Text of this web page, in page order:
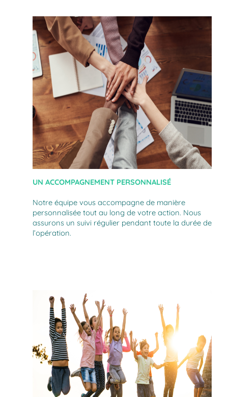
UN ACCOMPAGNEMENT PERSONNALISÉ
Notre équipe vous accompagne de manière
personnalisée tout au long de votre action. Nous
assurons un suivi régulier pendant toute la durée de
l’opération.